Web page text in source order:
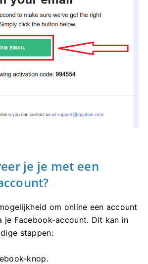
je je met een
om online een account
je Facebook-account. Dit kan in
stappen:
knop.